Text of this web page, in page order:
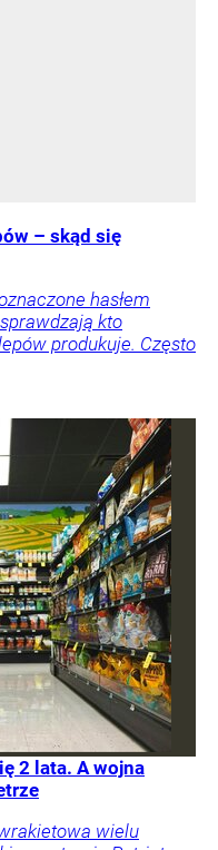
– skąd się
hasłem
kto
produkuje. Często
2 lata. A wojna
wielu